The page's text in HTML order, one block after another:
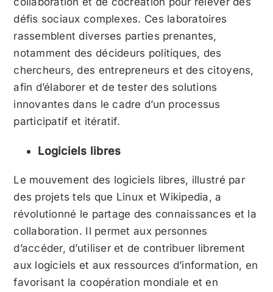
défis sociaux complexes. Ces laboratoires
rassemblent diverses parties prenantes,
notamment des décideurs politiques, des
chercheurs, des entrepreneurs et des citoyens,
afin d’élaborer et de tester des solutions
innovantes dans le cadre d’un processus
participatif et itératif.
Logiciels libres
Le mouvement des logiciels libres, illustré par
des projets tels que Linux et Wikipedia, a
révolutionné le partage des connaissances et la
collaboration. Il permet aux personnes
d’accéder, d’utiliser et de contribuer librement
aux logiciels et aux ressources d’information, en
favorisant la coopération mondiale et en